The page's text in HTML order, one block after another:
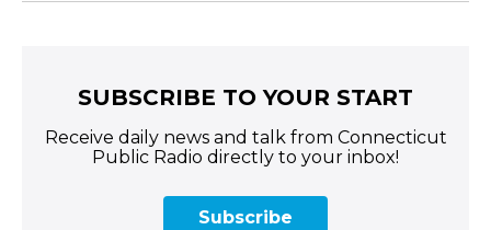
SUBSCRIBE TO YOUR START
Receive daily news and talk from Connecticut
Public Radio directly to your inbox!
Subscribe